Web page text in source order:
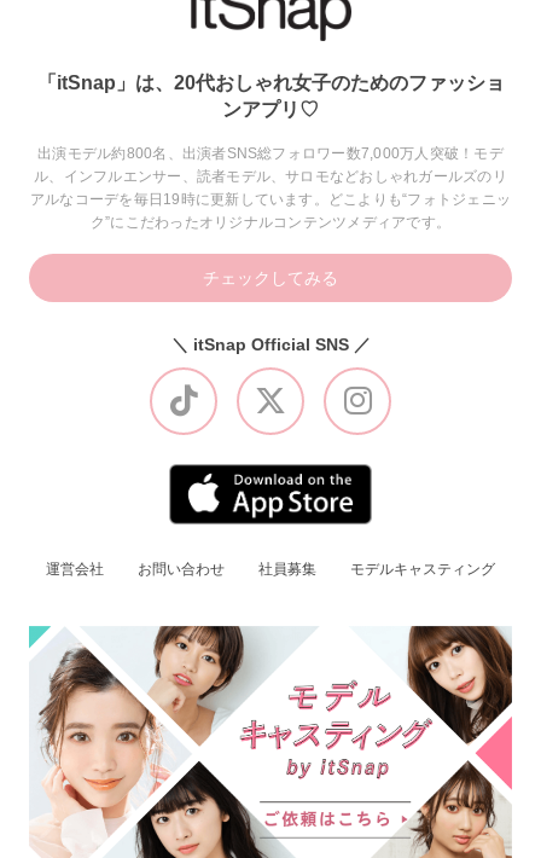
「itSnap」は、20代おしゃれ女子のためのファッショ
ンアプリ♡
出演モデル約800名、出演者SNS総フォロワー数7,000万人突破！モデ
ル、インフルエンサー、読者モデル、サロモなどおしゃれガールズのリ
アルなコーデを毎日19時に更新しています。どこよりも“フォトジェニッ
ク”にこだわったオリジナルコンテンツメディアです。
チェックしてみる
＼ itSnap Official SNS ／
運営会社 お問い合わせ 社員募集 モデルキャスティング